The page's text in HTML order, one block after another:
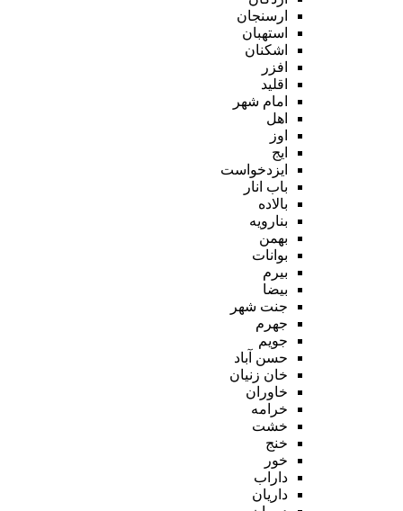
ارسنجان
استهبان
اشکنان
افزر
اقلید
امام شهر
اهل
اوز
ایج
ایزدخواست
باب انار
بالاده
بنارویه
بهمن
بوانات
بیرم
بیضا
جنت شهر
جهرم
جویم
حسن آباد
خان زنیان
خاوران
خرامه
خشت
خنج
خور
داراب
داریان